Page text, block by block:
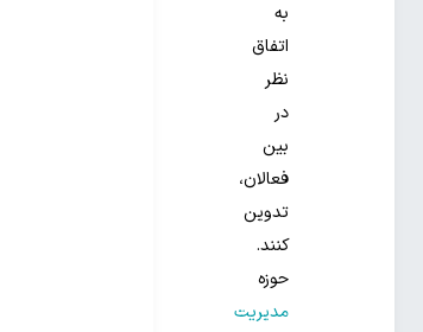
به
اتفاق
نظر
در
بین
فعالان،
تدوین
کنند.
حوزه
مدیریت